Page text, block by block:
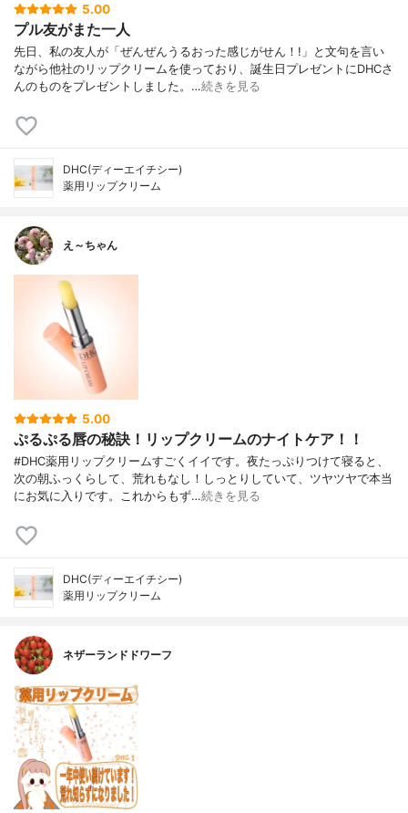
5.00
プル友がまた一人
先日、私の友人が「ぜんぜんうるおった感じがせん！!」と文句を言い
ながら他社のリップクリームを使っており、誕生日プレゼントにDHCさ
んのものをプレゼントしました。…続きを見る
DHC(ディーエイチシー)
薬用リップクリーム
え～ちゃん
5.00
ぷるぷる唇の秘訣！リップクリームのナイトケア！！
#DHC薬用リップクリームすごくイイです。夜たっぷりつけて寝ると、
次の朝ふっくらして、荒れもなし！しっとりしていて、ツヤツヤで本当
にお気に入りです。これからもず…続きを見る
DHC(ディーエイチシー)
薬用リップクリーム
ネザーランドドワーフ